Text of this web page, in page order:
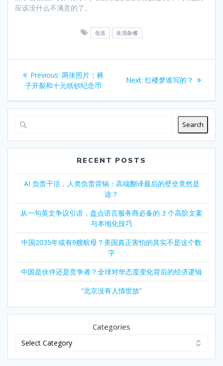
应该没什么不满意的了。
生活 生活杂感
Post
navigation
Previous: Previous
post:
两张照片：裤
子开裂和十元纸钞纪念币
Next: Next
红楼梦谁写的？
Search
RECENT POSTS
AI 负责干活，人类负责背锅：高端翻译最后的壁垒竟然是
这？
从一句英文争议引语，盘点语言服务商必备的 3 个高阶文案
与本地化技巧
中国2035年或有9艘航母？美国真正害怕的其实不是这个数
字
中国是伙伴还是竞争者？全球对华态度变化背后的经济逻辑
“北京没有人情世故”
Categories